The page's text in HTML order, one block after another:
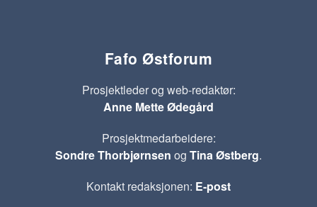
Fafo Østforum
Prosjektleder og web-redaktør:
Anne Mette Ødegård
Prosjektmedarbeidere:
Sondre Thorbjørnsen og Tina Østberg.
Kontakt redaksjonen: E-post